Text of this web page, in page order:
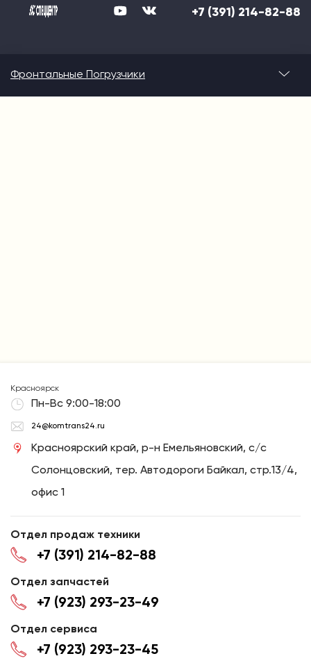
+7 (391) 214-82-88
Фронтальные Погрузчики
Красноярск
Пн-Вс 9:00-18:00
24@komtrans24.ru
Красноярский край, р-н Емельяновский, с/с
Солонцовский, тер. Автодороги Байкал, стр.13/4,
офис 1
Отдел продаж техники
+7 (391) 214-82-88
Отдел запчастей
+7 (923) 293-23-49
Отдел сервиса
+7 (923) 293-23-45